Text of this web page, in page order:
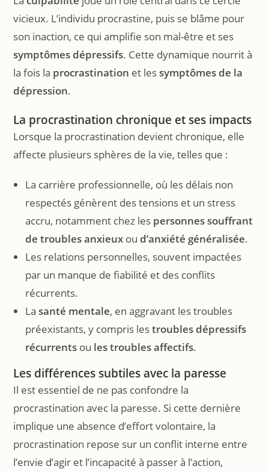
vicieux. L’individu procrastine, puis se blâme pour
son inaction, ce qui amplifie son mal-être et ses
symptômes dépressifs. Cette dynamique nourrit à
la fois la procrastination et lessymptômes de la
dépression.
La procrastination chronique et ses impacts
Lorsque la procrastination devient chronique, elle
affecte plusieurs sphères de la vie, telles que :
La carrière professionnelle, où les délais non
respectés génèrent des tensions et un stress
accru, notamment chez les personnes souffrant
de troubles anxieux ou d’anxiété généralisée.
Les relations personnelles, souvent impactées
par un manque de fiabilité et des conflits
récurrents.
Lasanté mentale, en aggravant les troubles
préexistants, y compris lestroubles dépressifs
récurrents ou les troubles affectifs.
Les différences subtiles avec la paresse
Il est essentiel de ne pas confondre la
procrastination avec la paresse. Si cette dernière
implique une absence d’effort volontaire, la
procrastination repose sur un conflit interne entre
l’envie d’agir et l’incapacité à passer à l’action,